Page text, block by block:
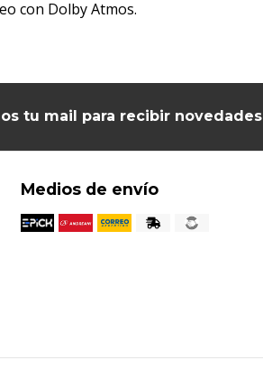
con Dolby Atmos.
tu mail para recibir novedades
Medios de envío